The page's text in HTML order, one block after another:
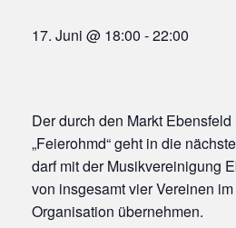
17. Juni @ 18:00 -22:00
Der durch den Markt
„Feierohmd“ geht in die
darf mit der Musikvereinigung
von insgesamt vier Vereinen
Organisation übernehmen.